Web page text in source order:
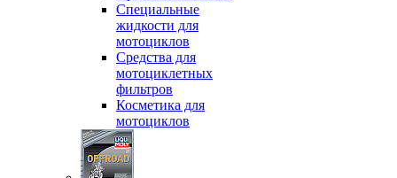
Специальные
жидкости для
мотоциклов
Средства для
мотоциклетных
фильтров
Косметика для
мотоциклов